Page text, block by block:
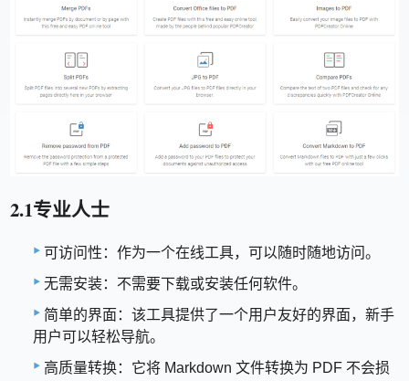
2.1专业人士
可访问性：作为一个在线工具，可以随时随地访问。
无需安装：不需要下载或安装任何软件。
简单的界面：该工具提供了一个用户友好的界面，新手
用户可以轻松导航。
高质量转换：它将 Markdown 文件转换为 PDF 不会损